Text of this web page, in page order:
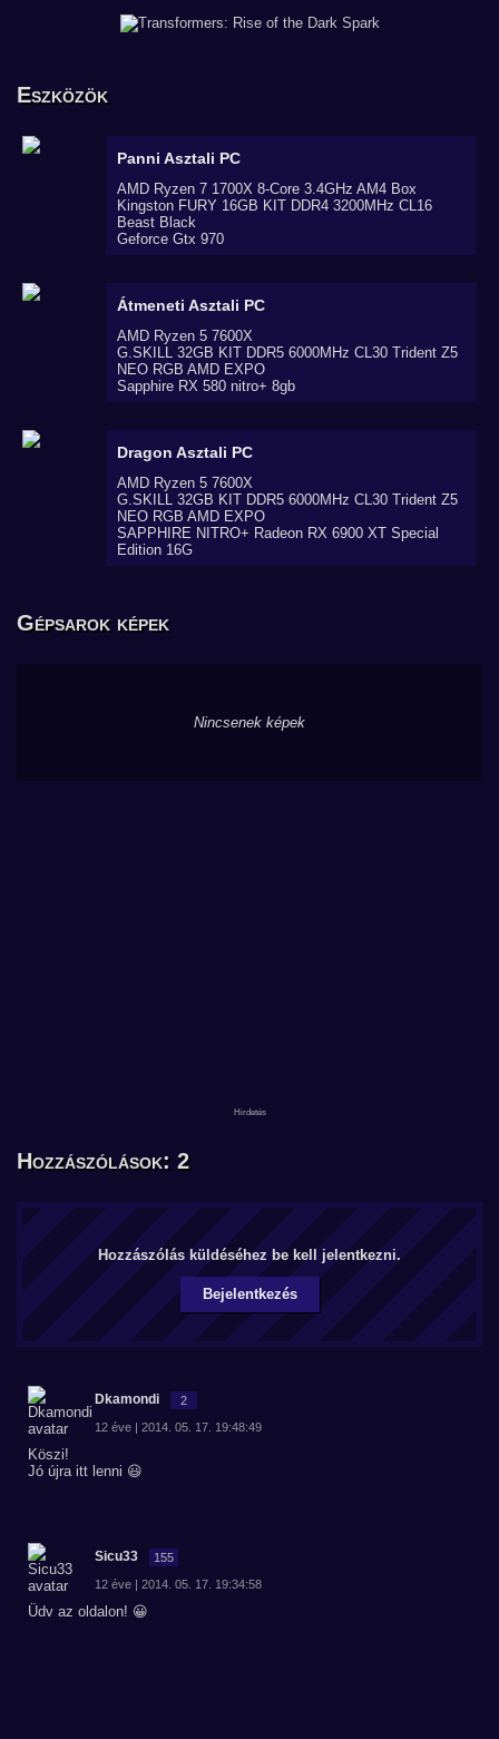
Eszközök
Panni Asztali PC
AMD Ryzen 7 1700X 8-Core 3.4GHz AM4 Box
Kingston FURY 16GB KIT DDR4 3200MHz CL16
Beast Black
Geforce Gtx 970
Átmeneti Asztali PC
AMD Ryzen 5 7600X
G.SKILL 32GB KIT DDR5 6000MHz CL30 Trident Z5
NEO RGB AMD EXPO
Sapphire RX 580 nitro+ 8gb
Dragon Asztali PC
AMD Ryzen 5 7600X
G.SKILL 32GB KIT DDR5 6000MHz CL30 Trident Z5
NEO RGB AMD EXPO
SAPPHIRE NITRO+ Radeon RX 6900 XT Special
Edition 16G
Gépsarok képek
Nincsenek képek
Hozzászólások: 2
Hozzászólás küldéséhez be kell jelentkezni.
Bejelentkezés
Dkamondi 2
12 éve | 2014. 05. 17. 19:48:49
Köszi!
Jó újra itt lenni 😃
Sicu33 155
12 éve | 2014. 05. 17. 19:34:58
Üdv az oldalon! 😀